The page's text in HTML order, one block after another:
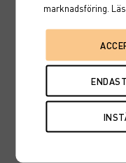
Snabbvägar
Hitta en rådgivare
Fondtorget
Nyheter
Marknadssondering
marknadsföring. Läs